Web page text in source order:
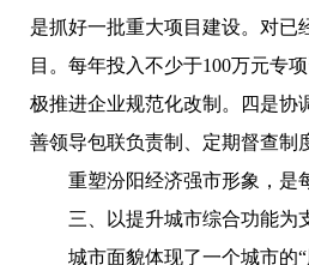
是抓好一批重大项目建设。 对已
目。 每年投入不少于100万元专
极推进企业规范化改制。
四是协
善领导包联负责制、定期督查制
重塑汾阳经济强市形象，是
三、以提升城市综合功能为
城市面貌体现了一个城市的